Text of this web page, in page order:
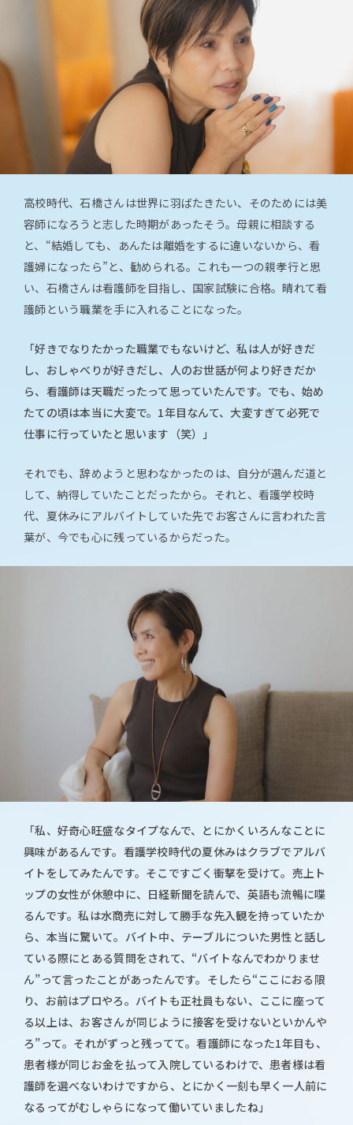
高校時代、石橋さんは世界に羽ばたきたい、そのためには美
容師になろうと志した時期があったそう。母親に相談する
と、“結婚しても、あんたは離婚をするに違いないから、看
護婦になったら”と、勧められる。これも一つの親孝行と思
い、石橋さんは看護師を目指し、国家試験に合格。晴れて看
護師という職業を手に入れることになった。
「好きでなりたかった職業でもないけど、私は人が好きだ
し、おしゃべりが好きだし、人のお世話が何より好きだか
ら、看護師は天職だったって思っていたんです。でも、始め
たての頃は本当に大変で。1年目なんて、大変すぎて必死で
仕事に行っていたと思います（笑）」
それでも、辞めようと思わなかったのは、自分が選んだ道と
して、納得していたことだったから。それと、看護学校時
代、夏休みにアルバイトしていた先でお客さんに言われた言
葉が、今でも心に残っているからだった。
「私、好奇心旺盛なタイプなんで、とにかくいろんなことに
興味があるんです。看護学校時代の夏休みはクラブでアルバ
イトをしてみたんです。そこですごく衝撃を受けて。売上ト
ップの女性が休憩中に、日経新聞を読んで、英語も流暢に喋
るんです。私は水商売に対して勝手な先入観を持っていたか
ら、本当に驚いて。バイト中、テーブルについた男性と話し
ている際にとある質問をされて、“バイトなんでわかりませ
ん”って言ったことがあったんです。そしたら“ここにおる限
り、お前はプロやろ。バイトも正社員もない、ここに座って
る以上は、お客さんが同じように接客を受けないといかんや
ろ”って。それがずっと残ってて。看護師になった1年目も、
患者様が同じお金を払って入院しているわけで、患者様は看
護師を選べないわけですから、とにかく一刻も早く一人前に
なるってがむしゃらになって働いていましたね」